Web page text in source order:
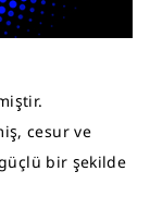
cesur ve
bir şekilde